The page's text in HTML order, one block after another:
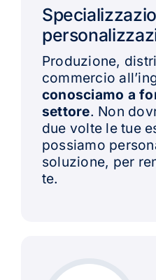
Produzione,
commercio
conosciamo a
settore. Non
due volte le tue
possiamo
soluzione, per
te.